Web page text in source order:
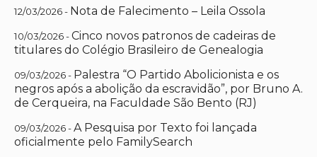
12/03/2026 - Nota de Falecimento – Leila Ossola
10/03/2026 -Cinco novos patronos de cadeiras de
titulares do Colégio Brasileiro de Genealogia
09/03/2026 - Palestra “O Partido Abolicionista e os
negros após a abolição da escravidão”, por Bruno A.
de Cerqueira, na Faculdade São Bento (RJ)
09/03/2026 -A Pesquisa por Texto foi lançada
oficialmente pelo FamilySearch